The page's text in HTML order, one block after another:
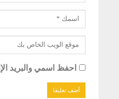
احفظ اسمي والبريد